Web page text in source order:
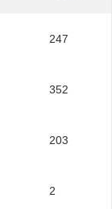
247
352
203
2